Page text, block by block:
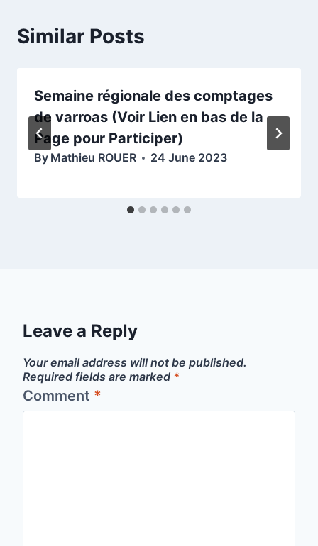
Similar Posts
Semaine régionale des comptages
de varroas (Voir Lien en bas de la
Page pour Participer)
By Mathieu ROUER 24 June 2023
Leave a Reply
Your email address will not be published.
Required fields are marked *
Comment *